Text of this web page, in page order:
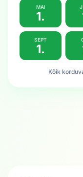
MAI
1.
SEPT
1.
Kõik